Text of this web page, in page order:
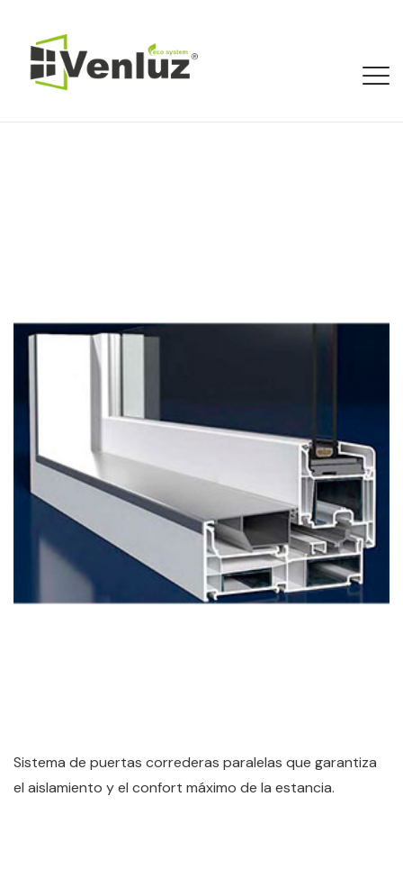
Sistema de puertas correderas paralelas que garantiza
el aislamiento y el confort máximo de la estancia.